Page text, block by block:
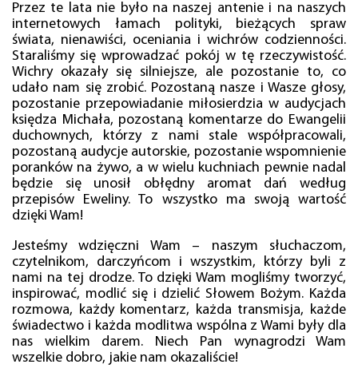
Przez te lata nie było na naszej antenie i na naszych
internetowych łamach polityki, bieżących spraw
świata, nienawiści, oceniania i wichrów codzienności.
Staraliśmy się wprowadzać pokój w tę rzeczywistość.
Wichry okazały się silniejsze, ale pozostanie to, co
udało nam się zrobić. Pozostaną nasze i Wasze głosy,
pozostanie przepowiadanie miłosierdzia w audycjach
księdza Michała, pozostaną komentarze do Ewangelii
duchownych, którzy z nami stale współpracowali,
pozostaną audycje autorskie, pozostanie wspomnienie
poranków na żywo, a w wielu kuchniach pewnie nadal
będzie się unosił obłędny aromat dań według
przepisów Eweliny. To wszystko ma swoją wartość
dzięki Wam!
Jesteśmy wdzięczni Wam – naszym słuchaczom,
czytelnikom, darczyńcom i wszystkim, którzy byli z
nami na tej drodze. To dzięki Wam mogliśmy tworzyć,
inspirować, modlić się i dzielić Słowem Bożym. Każda
rozmowa, każdy komentarz, każda transmisja, każde
świadectwo i każda modlitwa wspólna z Wami były dla
nas wielkim darem. Niech Pan wynagrodzi Wam
wszelkie dobro, jakie nam okazaliście!